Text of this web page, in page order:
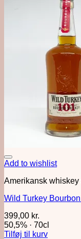
Add to wishlist
Amerikansk whiskey
Wild Turkey
399,00 kr.
50,5% · 70cl
Tilføj til kurv